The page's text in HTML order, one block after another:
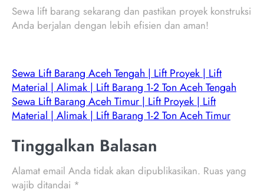
Sewa lift barang sekarang dan pastikan proyek konstruksi
Anda berjalan dengan lebih efisien dan aman!
Sewa Lift Barang Aceh Tengah | Lift Proyek | Lift
Material | Alimak | Lift Barang 1-2 Ton Aceh Tengah
Sewa Lift Barang Aceh Timur | Lift Proyek | Lift
Material | Alimak | Lift Barang 1-2 Ton Aceh Timur
Tinggalkan Balasan
Alamat email Anda tidak akan dipublikasikan. Ruas yang
wajib ditandai *